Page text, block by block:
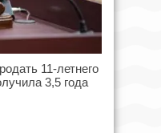
11-летнего
3,5 года